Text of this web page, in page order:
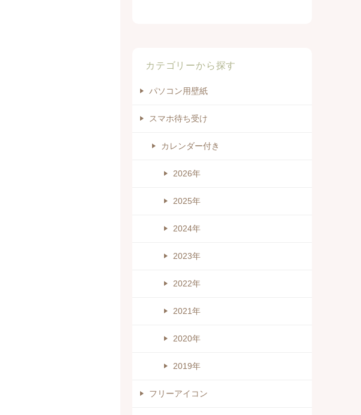
カテゴリーから探す
パソコン用壁紙
スマホ待ち受け
カレンダー付き
2026年
2025年
2024年
2023年
2022年
2021年
2020年
2019年
フリーアイコン